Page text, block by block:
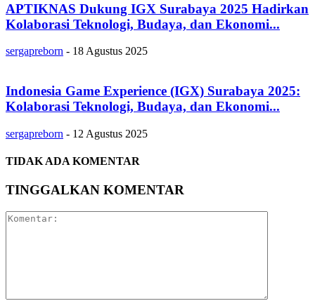
APTIKNAS Dukung IGX Surabaya 2025 Hadirkan
Kolaborasi Teknologi, Budaya, dan Ekonomi...
sergapreborn - 18 Agustus 2025
Indonesia Game Experience (IGX) Surabaya 2025:
Kolaborasi Teknologi, Budaya, dan Ekonomi...
sergapreborn - 12 Agustus 2025
TIDAK ADA KOMENTAR
TINGGALKAN KOMENTAR